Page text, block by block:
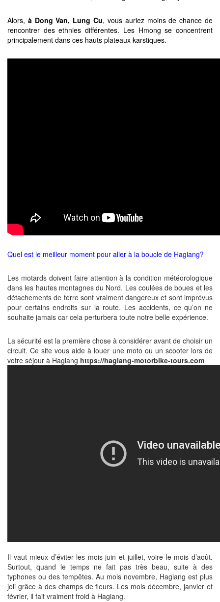
Alors, à Dong Van, Lung Cu, vous auriez moins de chance de
rencontrer des ethnies différentes. Les Hmong se concentrent
principalement dans ces hauts plateaux karstiques.
Quel est le meilleur moment pour aller à la boucle de Hagiang?
Les motards doivent faire attention à la condition météorologique
dans les hautes montagnes du Nord. Les coulées de boues et les
détachements de terre sont vraiment dangereux et sont imprévus
pour certains endroits sur la route. Les accidents, ce qu’on ne
souhaite jamais car cela perturbera toute notre belle expérience.
La sécurité est la première chose à considérer avant de choisir un
circuit.Ce site vous aide à louer une moto ou un scooter lors de
votre séjour à Hagiang https://hagiang-motorbike-tours.com
Il vaut mieux d’éviter les mois juin et juillet, voire le mois d’août.
Surtout, quand le temps ne fait pas très beau, suite à des
typhones ou des tempêtes. Au mois novembre, Hagiang est plus
joli grâce à des champs de fleurs. Les mois décembre, janvier et
février, il fait vraiment froid à Hagiang.